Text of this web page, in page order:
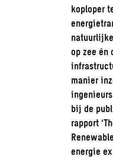
koploper
op zee én
manier
bij de
rapport
energie